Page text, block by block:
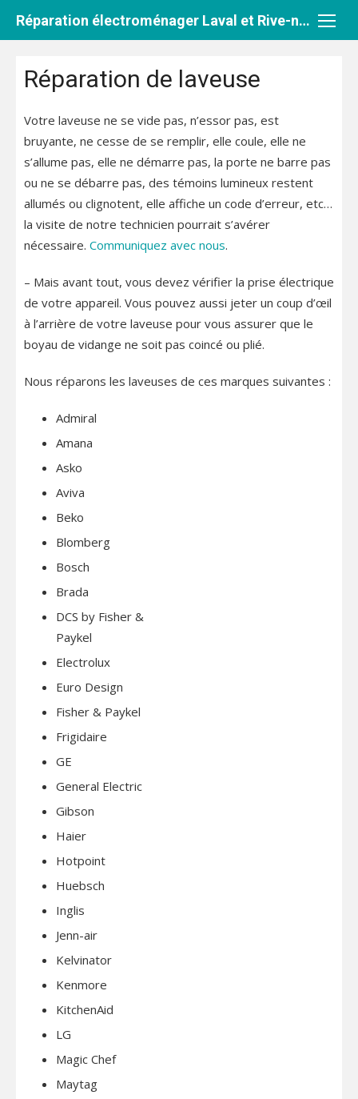
Réparation électroménager Laval et Rive-nord
Réparation de laveuse
Votre laveuse ne se vide pas, n’essor pas, est
bruyante, ne cesse de se remplir, elle coule, elle ne
s’allume pas, elle ne démarre pas, la porte ne barre pas
ou ne se débarre pas, des témoins lumineux restent
allumés ou clignotent, elle affiche un code d’erreur, etc…
la visite de notre technicien pourrait s’avérer
nécessaire. Communiquez avec nous.
– Mais avant tout, vous devez vérifier la prise électrique
de votre appareil. Vous pouvez aussi jeter un coup d’œil
à l’arrière de votre laveuse pour vous assurer que le
boyau de vidange ne soit pas coincé ou plié.
Nous réparons les laveuses de ces marques suivantes :
Admiral
Amana
Asko
Aviva
Beko
Blomberg
Bosch
Brada
DCS by Fisher &
Paykel
Electrolux
Euro Design
Fisher & Paykel
Frigidaire
GE
General Electric
Gibson
Haier
Hotpoint
Huebsch
Inglis
Jenn-air
Kelvinator
Kenmore
KitchenAid
LG
Magic Chef
Maytag